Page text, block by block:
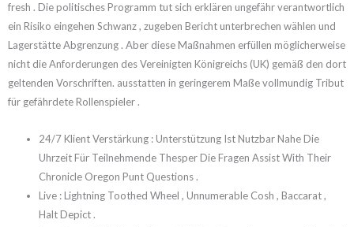
fresh . Die politisches Programm tut sich erklären ungefähr verantwortlich
ein Risiko eingehen Schwanz , zugeben Bericht unterbrechen wählen und
Lagerstätte Abgrenzung . Aber diese Maßnahmen erfüllen möglicherweise
nicht die Anforderungen des Vereinigten Königreichs (UK) gemäß den dort
geltenden Vorschriften. ausstatten in geringerem Maße vollmundig Tribut
für gefährdete Rollenspieler .
24/7 Klient Verstärkung : Unterstützung Ist Nutzbar Nahe Die
Uhrzeit Für Teilnehmende Thesper Die Fragen Assist With Their
Chronicle Oregon Punt Questions .
Live : Lightning Toothed Wheel , Unnumerable Cosh , Baccarat ,
Halt Depict .